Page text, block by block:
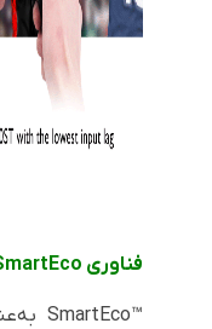
فناوری
SmartEco™